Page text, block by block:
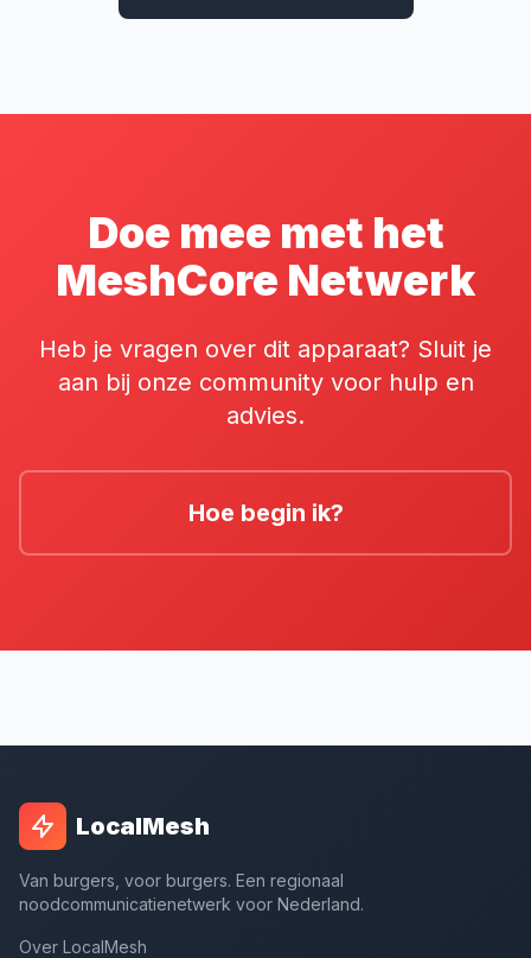
Doe mee met het
MeshCore Netwerk
Heb je vragen over dit apparaat? Sluit je
aan bij onze community voor hulp en
advies.
Hoe begin ik?
LocalMesh
Van burgers, voor burgers. Een regionaal
noodcommunicatienetwerk voor Nederland.
Over LocalMesh